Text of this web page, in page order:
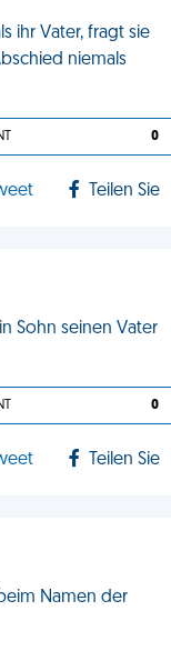
ihr Vater, fragt sie
niemals
0
Teilen Sie
Sohn seinen Vater
0
Teilen Sie
Namen der